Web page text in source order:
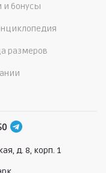
и бонусы
размеров
д. 8, корп. 1